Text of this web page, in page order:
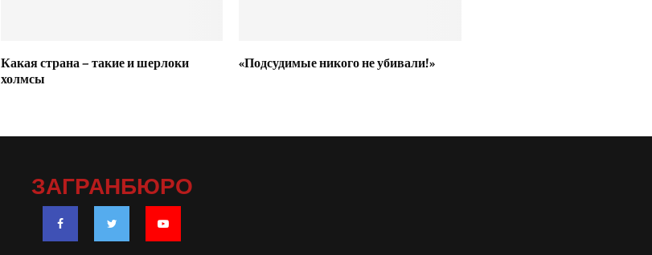
Какая страна – такие и шерлоки
холмсы
«Подсудимые никого не убивали!»
ЗАГРАНБЮРО